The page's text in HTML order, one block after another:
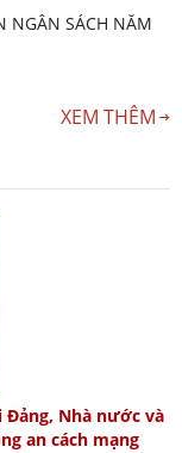
NGÂN SÁCH NĂM
XEM THÊM
Nhà nước và
an cách mạng